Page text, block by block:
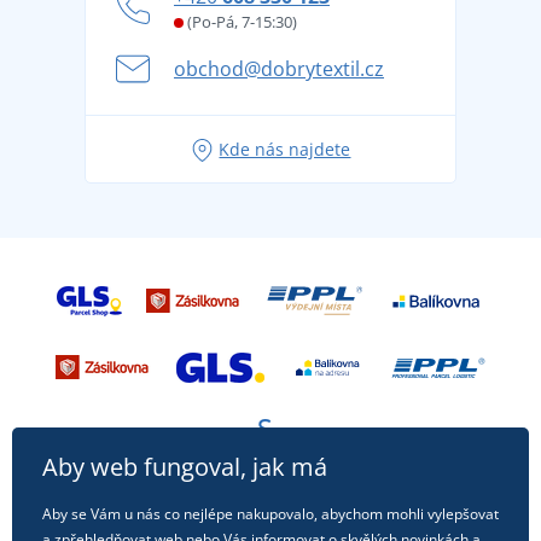
Věrnostní program BONTIS +
Letní dobrodružství začíná balením aneb připravte
se na dovolenou bez starostí
Tipy na svěží outfity pro pohodové léto
(Po-Pá, 7-15:30)
obchod@dobrytextil.cz
Kde nás najdete
Aby web fungoval, jak má
Aby se Vám u nás co nejlépe nakupovalo, abychom mohli vylepšovat